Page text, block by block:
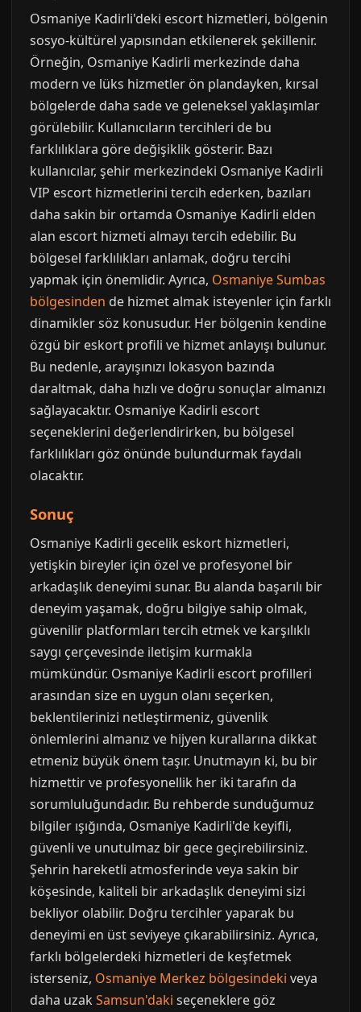
Osmaniye Kadirli'deki escort hizmetleri, bölgenin
sosyo-kültürel yapısından etkilenerek şekillenir.
Örneğin, Osmaniye Kadirli merkezinde daha
modern ve lüks hizmetler ön plandayken, kırsal
bölgelerde daha sade ve geleneksel yaklaşımlar
görülebilir. Kullanıcıların tercihleri de bu
farklılıklara göre değişiklik gösterir. Bazı
kullanıcılar, şehir merkezindeki Osmaniye Kadirli
VIP escort hizmetlerini tercih ederken, bazıları
daha sakin bir ortamda Osmaniye Kadirli elden
alan escort hizmeti almayı tercih edebilir. Bu
bölgesel farklılıkları anlamak, doğru tercihi
yapmak için önemlidir. Ayrıca, Osmaniye Sumbas
bölgesinden de hizmet almak isteyenler için farklı
dinamikler söz konusudur. Her bölgenin kendine
özgü bir eskort profili ve hizmet anlayışı bulunur.
Bu nedenle, arayışınızı lokasyon bazında
daraltmak, daha hızlı ve doğru sonuçlar almanızı
sağlayacaktır. Osmaniye Kadirli escort
seçeneklerini değerlendirirken, bu bölgesel
farklılıkları göz önünde bulundurmak faydalı
olacaktır.
Sonuç
Osmaniye Kadirli gecelik eskort hizmetleri,
yetişkin bireyler için özel ve profesyonel bir
arkadaşlık deneyimi sunar. Bu alanda başarılı bir
deneyim yaşamak, doğru bilgiye sahip olmak,
güvenilir platformları tercih etmek ve karşılıklı
saygı çerçevesinde iletişim kurmakla
mümkündür. Osmaniye Kadirli escort profilleri
arasından size en uygun olanı seçerken,
beklentilerinizi netleştirmeniz, güvenlik
önlemlerini almanız ve hijyen kurallarına dikkat
etmeniz büyük önem taşır. Unutmayın ki, bu bir
hizmettir ve profesyonellik her iki tarafın da
sorumluluğundadır. Bu rehberde sunduğumuz
bilgiler ışığında, Osmaniye Kadirli'de keyifli,
güvenli ve unutulmaz bir gece geçirebilirsiniz.
Şehrin hareketli atmosferinde veya sakin bir
köşesinde, kaliteli bir arkadaşlık deneyimi sizi
bekliyor olabilir. Doğru tercihler yaparak bu
deneyimi en üst seviyeye çıkarabilirsiniz. Ayrıca,
farklı bölgelerdeki hizmetleri de keşfetmek
isterseniz, Osmaniye Merkez bölgesindeki veya
daha uzak Samsun'daki seçeneklere göz